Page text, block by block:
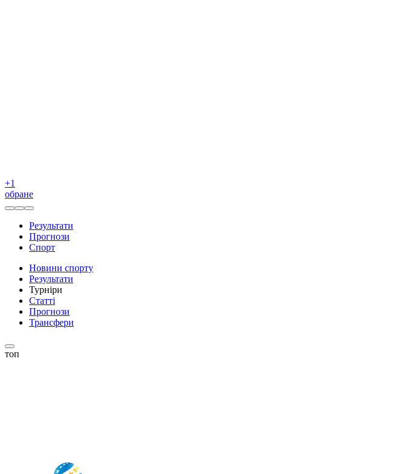
+1
обране
Результати
Прогнози
Спорт
Новини спорту
Результати
Турніри
Статті
Прогнози
Трансфери
топ